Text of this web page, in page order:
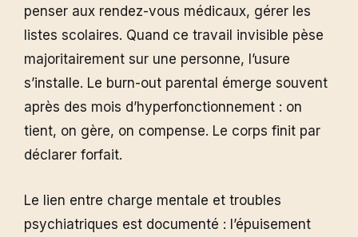
penser aux rendez-vous médicaux, gérer les
listes scolaires. Quand ce travail invisible pèse
majoritairement sur une personne, l’usure
s’installe. Le burn-out parental émerge souvent
après des mois d’hyperfonctionnement : on
tient, on gère, on compense. Le corps finit par
déclarer forfait.
Le lien entre charge mentale et troubles
psychiatriques est documenté : l’épuisement